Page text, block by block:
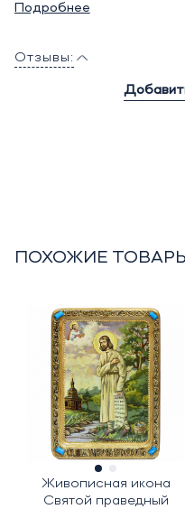
Подробнее
Отзывы:
ПОХОЖИЕ
Живописная икона
Святой праведный